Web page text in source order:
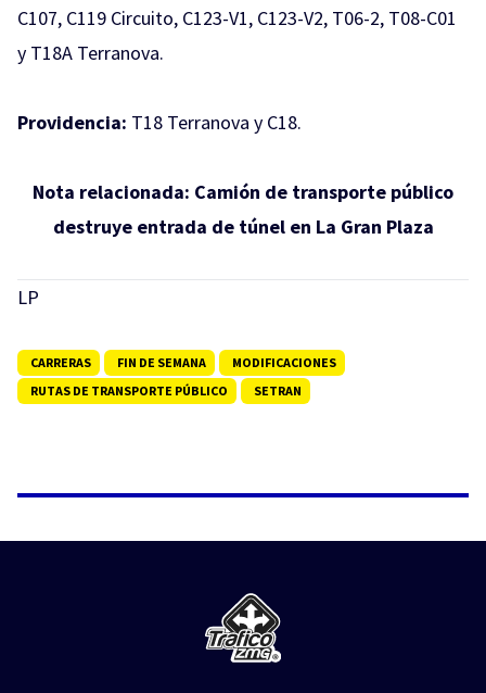
C107, C119 Circuito, C123-V1, C123-V2, T06-2, T08-C01
y T18A Terranova.
Providencia: T18 Terranova y C18.
Nota relacionada: Camión de transporte público
destruye entrada de túnel en La Gran Plaza
LP
CARRERAS FIN DE SEMANA
MODIFICACIONES
RUTAS DE TRANSPORTE PÚBLICO
SETRAN